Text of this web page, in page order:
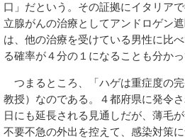
口」だという。その証拠にイタリア
立腺がんの治療としてアンドロゲン
は、他の治療を受けている男性に比
る確率が４分の１になることも分かっ
つまるところ、「ハゲは重症度の
教授）なのである。４都府県に発令
日にも延長される見通しだが、薄毛
不要不急の外出を控えて、感染対策